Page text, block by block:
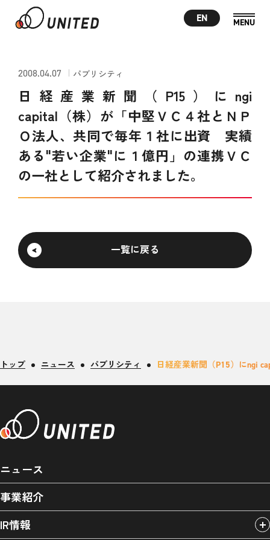
EN
2008.04.07 パブリシティ
日経産業新聞（P15）にngi
capital（株）が「中堅ＶＣ４社とＮＰ
Ｏ法人、共同で毎年１社に出資 実績
ある"若い企業"に１億円」の連携ＶＣ
の一社として紹介されました。
一覧に戻る
トップ ニュース パブリシティ 日経産業新聞（P15）にngi
ニュース
事業紹介
IR情報